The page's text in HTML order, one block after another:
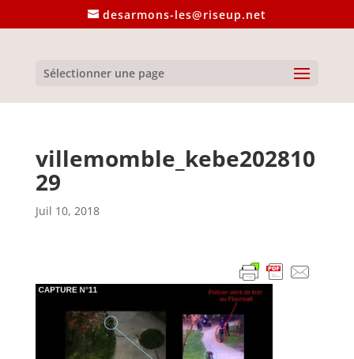
desarmons-les@riseup.net
Sélectionner une page
villemomble_kebe202810
29
Juil 10, 2018